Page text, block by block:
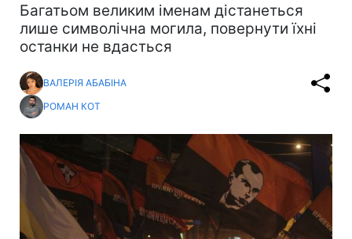
Багатьом великим іменам дістанеться
лише символічна могила, повернути їхні
останки не вдасться
ВАЛЕРІЯ АБАБІНА
РОМАН КОТ